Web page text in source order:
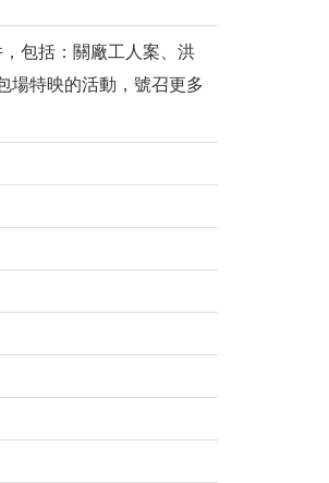
包括：關廠工人案、洪
場特映的活動，號召更多